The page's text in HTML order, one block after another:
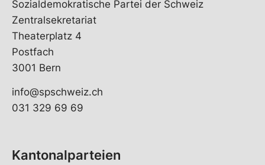
Sozialdemokratische Partei der Schweiz
Zentralsekretariat
Theaterplatz 4
Postfach
3001 Bern
info@spschweiz.ch
031 329 69 69
Kantonalparteien